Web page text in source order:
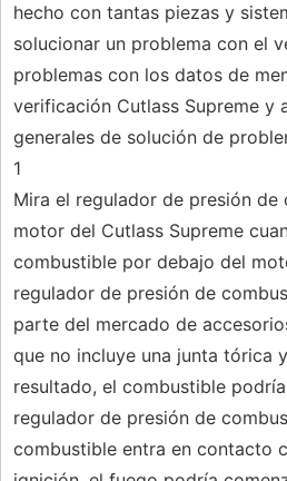
hecho con tantas piezas y
solucionar un problema con el
problemas con los datos de
verificación Cutlass Supreme y
generales de solución de
1
Mira el regulador de presión
motor del Cutlass Supreme
combustible por debajo del
regulador de presión de
parte del mercado de
que no incluye una junta tórica
resultado, el combustible
regulador de presión de
combustible entra en contacto